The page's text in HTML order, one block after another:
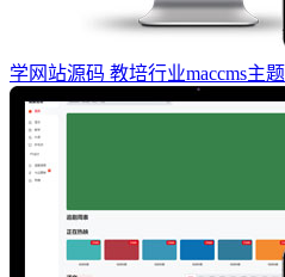
学网站源码 教培行业maccms主题